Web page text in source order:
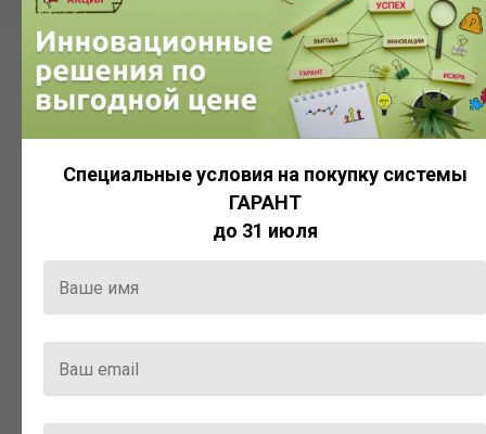
Компания «Гарант» стала
победителем премии «Время
Система
ГАРАНТ
Актуальная правовая информация
и инструменты для максимально
эффективной работы с ней.
Специальные условия на покупку системы
ГАРАНТ
до 31 июля